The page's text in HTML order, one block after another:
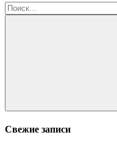
Найти:
Свежие записи